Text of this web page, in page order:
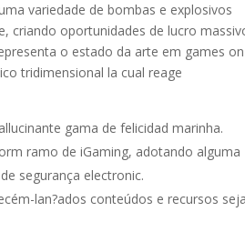
variedade de bombas e explosivos
criando oportunidades de lucro
o estado da arte em games
tridimensional la cual reage
gama de felicidad marinha.
ramo de iGaming, adotando alguma
segurança electronic.
lan?ados conteúdos e recursos